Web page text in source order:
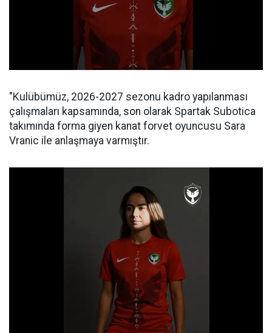
"Kulübümüz, 2026-2027 sezonu kadro yapılanması
çalışmaları kapsamında, son olarak Spartak Subotica
takımında forma giyen kanat forvet oyuncusu Sara
Vranic ile anlaşmaya varmıştır.